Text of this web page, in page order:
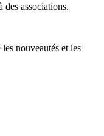
des associations.
nouveautés et les